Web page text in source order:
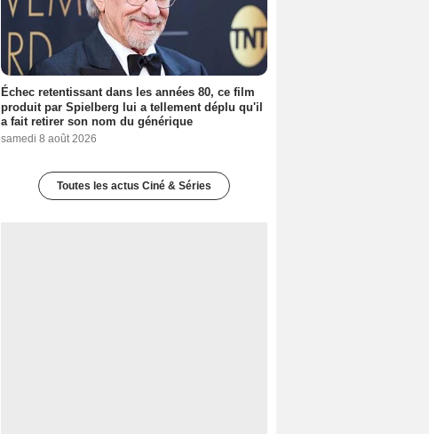
Échec retentissant dans les années 80, ce film
produit par Spielberg lui a tellement déplu qu'il
a fait retirer son nom du générique
samedi 8 août 2026
Toutes les actus Ciné & Séries